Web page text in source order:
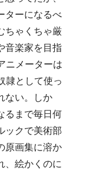
ターになるべ
ちゃくちゃ厳
音楽家を目指
ニメーターは
隷として使っ
ない。しか
るまで毎日何
ックで美術部
原画集に溶か
、絵かくのに